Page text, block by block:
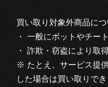
買い取り対象外商品に
・ 一般にボットやチー
・ 詐欺・窃盗により取
※ たとえ、サービス提
した場合は買い取りでき